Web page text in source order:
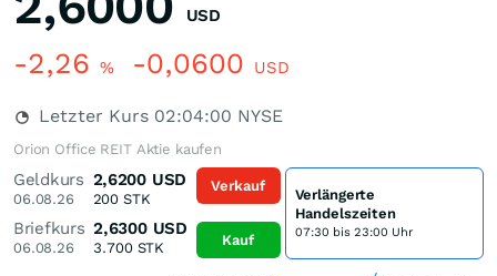
USD
-2,26 % -0,0600 USD
Letzter Kurs 02:04:00 NYSE
Orion Office REIT Aktie kaufen
Geldkurs
06.08.26
2,6200 USD
200 STK
Briefkurs
06.08.26
2,6300 USD
3.700STK
Verkauf
Kauf
Verlängerte
Handelszeiten
07:30 bis 23:00 Uhr